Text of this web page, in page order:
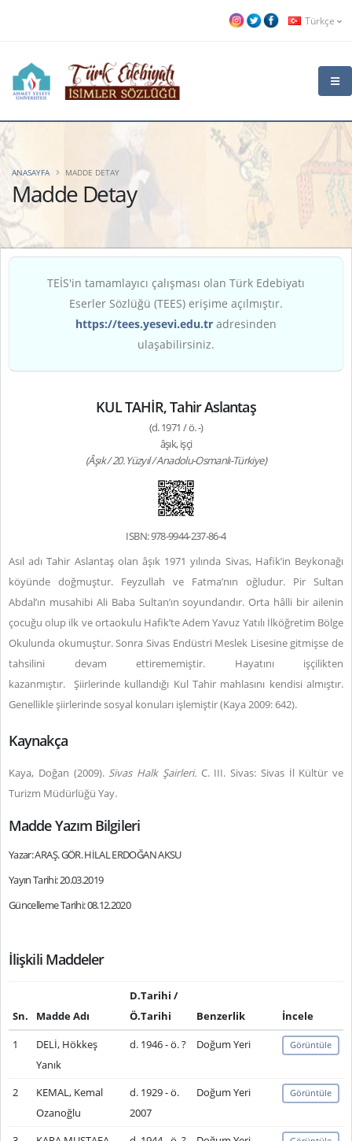
Türkçe
Madde Detay
ANASAYFA MADDE DETAY
TEİS'in tamamlayıcı çalışması olan Türk Edebiyatı
Eserler Sözlüğü (TEES) erişime açılmıştır.
https://tees.yesevi.edu.tr adresinden
ulaşabilirsiniz.
KUL TAHİR, Tahir Aslantaş
(d. 1971 / ö. -)
âşık, işçi
(Âşık / 20. Yüzyıl / Anadolu-Osmanlı-Türkiye)
ISBN: 978-9944-237-86-4
Asıl adı Tahir Aslantaş olan âşık 1971 yılında Sivas, Hafik’in Beykonağı
köyünde doğmuştur. Feyzullah ve Fatma’nın oğludur. Pir Sultan
Abdal’ın musahibi Ali Baba Sultan’ın soyundandır. Orta hâlli bir ailenin
çocuğu olup ilk ve ortaokulu Hafik’te Adem Yavuz Yatılı İlköğretim Bölge
Okulunda okumuştur. Sonra Sivas Endüstri Meslek Lisesine gitmişse de
tahsilini devam ettirememiştir. Hayatını işçilikten
kazanmıştır. Şiirlerinde kullandığı Kul Tahir mahlasını kendisi almıştır.
Genellikle şiirlerinde sosyal konuları işlemiştir (Kaya 2009: 642).
Kaynakça
Kaya, Doğan (2009). Sivas Halk Şairleri.C. III. Sivas: Sivas İl Kültür ve
Turizm Müdürlüğü Yay.
Madde Yazım Bilgileri
Yazar: ARAŞ. GÖR. HİLAL ERDOĞAN AKSU
Yayın Tarihi: 20.03.2019
Güncelleme Tarihi: 08.12.2020
İlişkili Maddeler
Sn. Madde Adı
D.Tarihi /
Ö.Tarihi
Benzerlik
İncele
1
DELİ, Hökkeş
Yanık
d. 1946 - ö. ? Doğum Yeri Görüntüle
2
KEMAL, Kemal
Ozanoğlu
d. 1929 - ö.
2007
Doğum Yeri Görüntüle